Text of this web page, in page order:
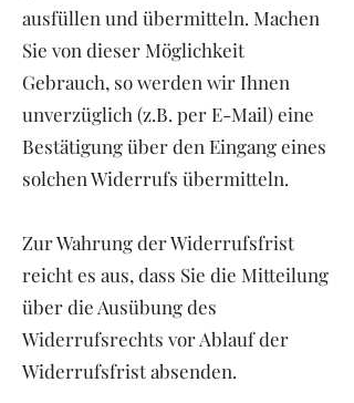
ausfüllen und übermitteln. Machen
Sie von dieser Möglichkeit
Gebrauch, so werden wir Ihnen
unverzüglich (z.B. per E-Mail) eine
Bestätigung über den Eingang eines
solchen Widerrufs übermitteln.
Zur Wahrung der Widerrufsfrist
reicht es aus, dass Sie die Mitteilung
über die Ausübung des
Widerrufsrechts vor Ablauf der
Widerrufsfrist absenden.